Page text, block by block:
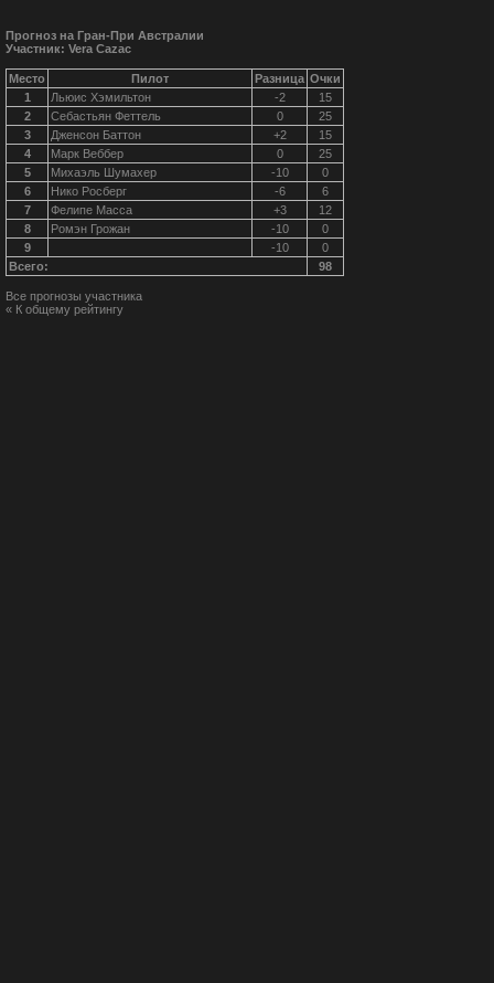
Прогноз на Гран-При Австралии
Участник: Vera Cazac
Место Пилот Разница Очки
1
Льюис Хэмильтон -2
15
2
Себастьян Феттель 0
25
3
Дженсон Баттон +2
15
4
Марк Веббер 0
25
5
Михаэль Шумахер -10
0
6
Нико Росберг -6
6
7
Фелипе Масса +3
12
8
Ромэн Грожан -10
0
9
-10
0
Всего:
98
Все прогнозы участника
« К общему рейтингу